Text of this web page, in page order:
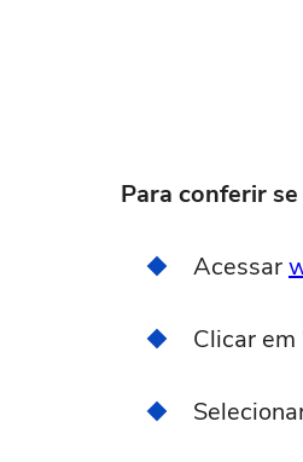
Para conferir
Acessar
Clicar em